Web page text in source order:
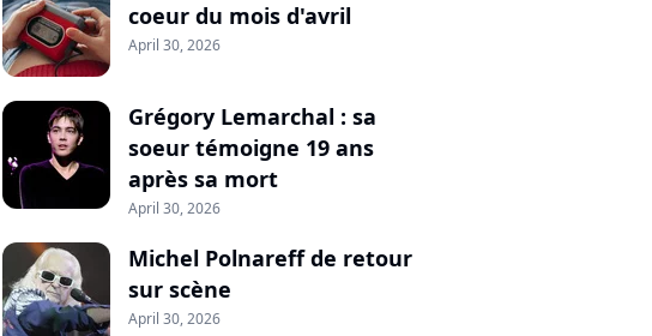
coeur du mois d'avril
April 30, 2026
Grégory Lemarchal : sa
soeur témoigne 19 ans
après sa mort
April 30, 2026
Michel Polnareff de retour
sur scène
April 30, 2026